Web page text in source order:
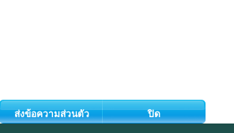
ส่งข้อความส่วนตัว ปิด